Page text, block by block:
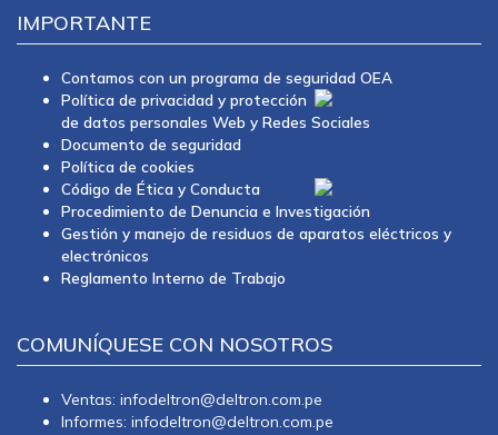
IMPORTANTE
Contamos con un programa de seguridad OEA
Política de privacidad y protección
de datos personales Web y Redes Sociales
Documento de seguridad
Política de cookies
Código de Ética y Conducta
Procedimiento de Denuncia e Investigación
Gestión y manejo de residuos de aparatos eléctricos y
electrónicos
Reglamento Interno de Trabajo
COMUNÍQUESE CON NOSOTROS
Ventas: infodeltron@deltron.com.pe
Informes: infodeltron@deltron.com.pe